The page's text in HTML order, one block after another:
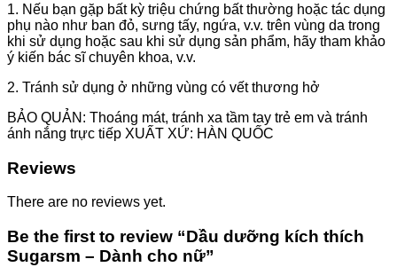
1. Nếu bạn gặp bất kỳ triệu chứng bất thường hoặc tác dụng
phụ nào như ban đỏ, sưng tấy, ngứa, v.v. trên vùng da trong
khi sử dụng hoặc sau khi sử dụng sản phẩm, hãy tham khảo
ý kiến bác sĩ chuyên khoa, v.v.
2. Tránh sử dụng ở những vùng có vết thương hở
BẢO QUẢN: Thoáng mát, tránh xa tầm tay trẻ em và tránh
ánh nắng trực tiếp XUẤT XỨ: HÀN QUỐC
Reviews
There are no reviews yet.
Be the first to review “Dầu dưỡng kích thích
Sugarsm – Dành cho nữ”